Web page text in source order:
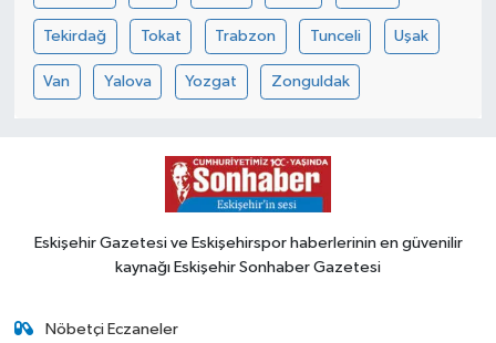
Tekirdağ Tokat Trabzon Tunceli Uşak
Van Yalova Yozgat Zonguldak
Eskişehir Gazetesi ve Eskişehirspor haberlerinin en güvenilir
kaynağı Eskişehir Sonhaber Gazetesi
Nöbetçi Eczaneler